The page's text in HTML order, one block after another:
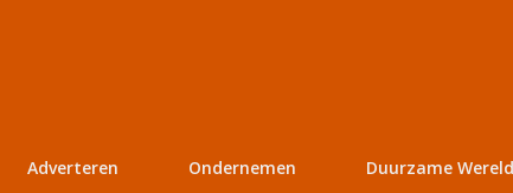
Adverteren Ondernemen Duurzame Wereld